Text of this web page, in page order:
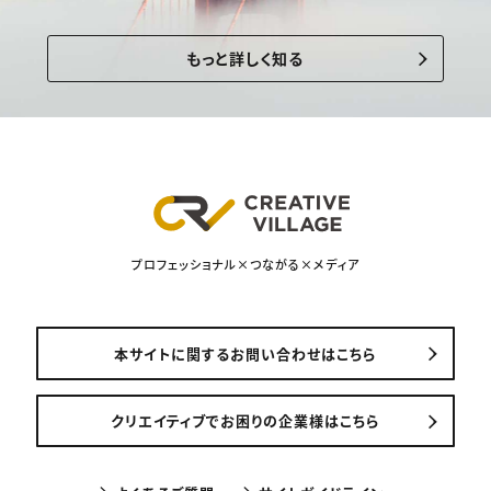
もっと詳しく知る
プロフェッショナル×つながる×メディア
本サイトに関するお問い合わせはこちら
クリエイティブでお困りの企業様はこちら